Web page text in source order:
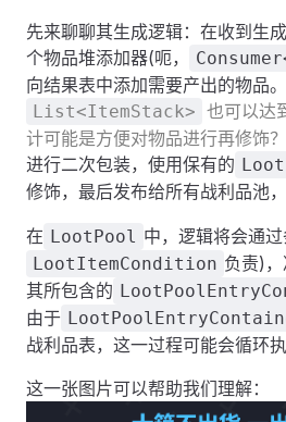
先来聊聊其生成逻辑：在收到生
个物品堆添加器(呃，
向结果表中添加需要产出的物品。
List<ItemStack> 也可以达
计可能是方便对物品进行再修饰
进行二次包装，使用保有的
修饰，最后发布给所有战利品池
在 LootPool 中，逻辑将会通
LootItemCondition 负责)
其所包含的
由于
战利品表，这一过程可能会循环执
这一张图片可以帮助我们理解：